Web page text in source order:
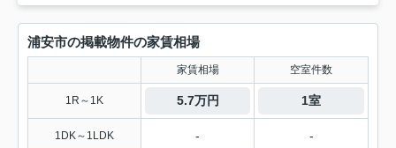
浦安市の掲載物件の家賃相場
家賃相場 空室件数
1R～1K 5.7万円 1室
1DK～1LDK - -